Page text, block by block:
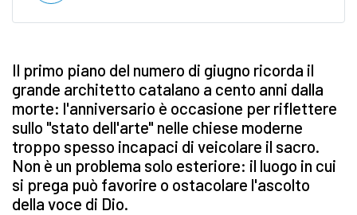
Il primo piano del numero di giugno ricorda il
grande architetto catalano a cento anni dalla
morte: l'anniversario è occasione per riflettere
sullo "stato dell'arte" nelle chiese moderne
troppo spesso incapaci di veicolare il sacro.
Non è un problema solo esteriore: il luogo in cui
si prega può favorire o ostacolare l'ascolto
della voce di Dio.